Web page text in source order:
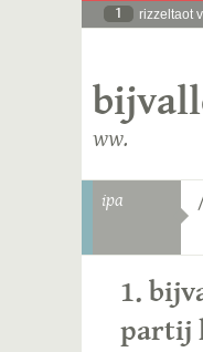
1 rizzeltaot
ww.
ipa
1.
partij